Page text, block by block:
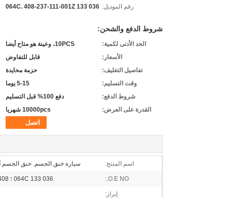
رقم الموديل: 036 133 064C. 408-237-111-001Z
شروط الدفع والشحن:
الحد الأدنى لكمية:
10PCS، وعينة هو متاح أيضا
الأسعار:
قابل للتفاوض
تفاصيل التغليف:
حزمة محايدة
وقت التسليم:
5-15 يوما
شروط الدفع:
دفع 100% قبل التسليم
القدرة على العرض:
10000pcs شهريا
اتصل
اسم المنتج: سيارة خنق الجسم. خنق
O.E NO.: 036 133 064C ؛ 408-237-111-001Z
إبراز: